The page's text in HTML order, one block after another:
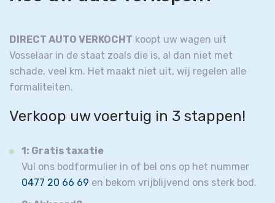
DIRECT AUTO VERKOCHT koopt uw wagen uit
Vosselaar in de staat zoals die is, al dan niet met
schade, veel km. Het maakt niet uit, wij regelen alle
formaliteiten.
Verkoop uw voertuig in 3 stappen!
1: Gratis taxatie
Vul ons bodformulier in of bel ons op het nummer
0477 20 66 69 en bekom vrijblijvend ons sterk bod.